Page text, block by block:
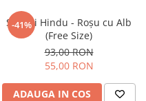
-41%
Șalvari Hindu - Roșu cu Alb
(Free Size)
93,00 RON
55,00 RON
ADAUGA IN COS